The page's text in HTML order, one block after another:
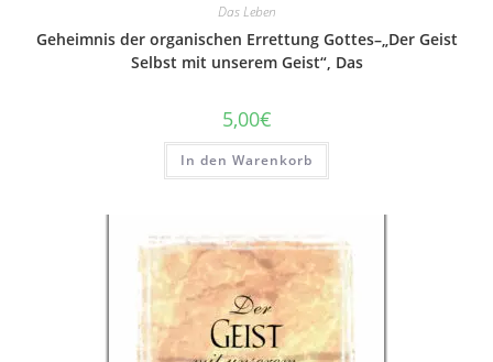
Das Leben
Geheimnis der organischen Errettung Gottes–„Der Geist
Selbst mit unserem Geist“, Das
5,00€
In den Warenkorb